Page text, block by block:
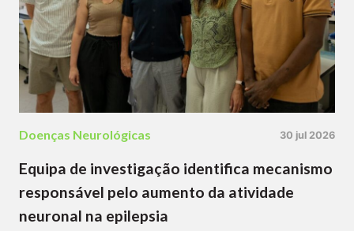
Doenças Neurológicas 30 jul 2026
Equipa de investigação identifica mecanismo
responsável pelo aumento da atividade
neuronal na epilepsia